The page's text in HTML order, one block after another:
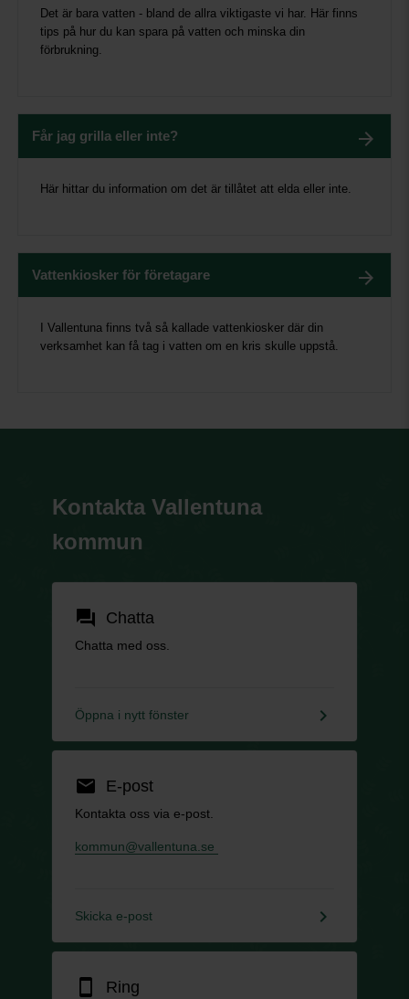
Det är bara vatten - bland de allra viktigaste vi har. Här finns
tips på hur du kan spara på vatten och minska din
förbrukning.
Får jag grilla eller inte?
Här hittar du information om det är tillåtet att elda eller inte.
Vattenkiosker för företagare
I Vallentuna finns två så kallade vattenkiosker där din
verksamhet kan få tag i vatten om en kris skulle uppstå.
Kontakta Vallentuna
kommun
forum Chatta
Chatta med oss.
Öppna i nytt fönster keyboard_arrow_right
email E-post
Kontakta oss via e-post.
kommun@vallentuna.se
Skicka e-post keyboard_arrow_right
smartphone Ring